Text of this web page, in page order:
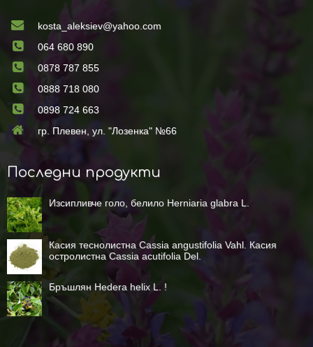
kosta_aleksiev@yahoo.com
064 680 890
0878 787 855
0888 718 080
0898 724 663
гр. Плевен, ул. "Лозенка" №66
Последни продукти
Изсипливче голо, белило Herniaria glabra L.
Касия теснолистна Cassia angustifolia Vahl. Касия
остролистна Cassia acutifolia Del.
Бръшлян Hedera helix L. !